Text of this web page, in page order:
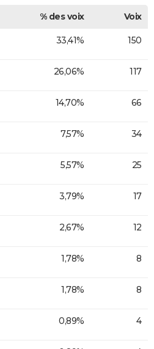
% des voix
Voix
33,41% 150
26,06% 117
14,70% 66
7,57% 34
5,57% 25
3,79% 17
2,67% 12
1,78% 8
1,78% 8
0,89% 4